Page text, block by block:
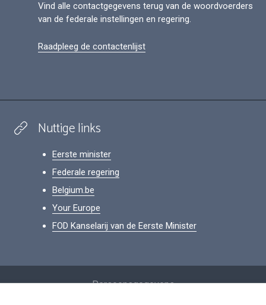
Vind alle contactgegevens terug van de woordvoerders
van de federale instellingen en regering.
Raadpleeg de contactenlijst
Nuttige links
Eerste minister
Federale regering
Belgium.be
Your Europe
FOD Kanselarij van de Eerste Minister
Persoonsgegevens